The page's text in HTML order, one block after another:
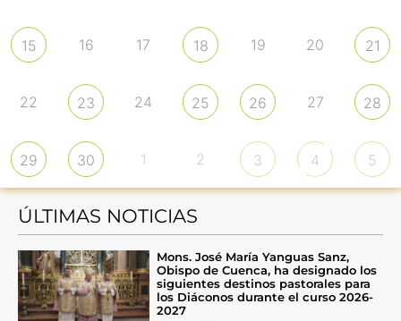
15 16 17 18 19 20 21
22 23 24 25 26 27 28
29 30 1 2 3 4 5
ÚLTIMAS NOTICIAS
Mons. José María Yanguas Sanz,
Obispo de Cuenca, ha designado los
siguientes destinos pastorales para
los Diáconos durante el curso 2026-
2027